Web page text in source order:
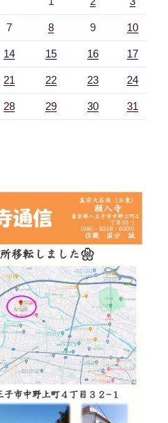
7 8 9 10
14 15 16 17
21 22 23 24
28 29 30 31